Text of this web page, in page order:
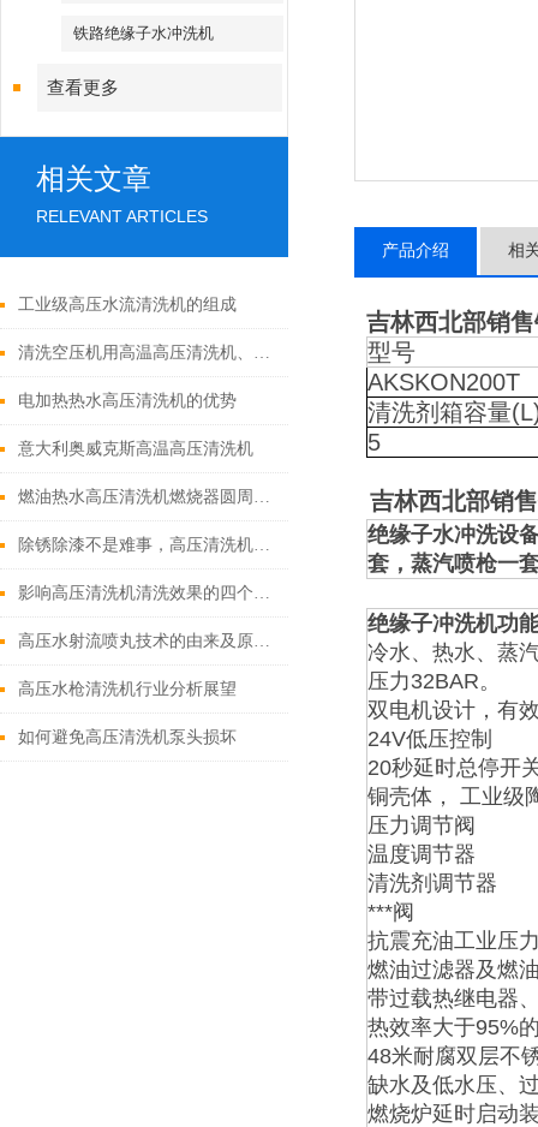
铁路绝缘子水冲洗机
查看更多
相关文章
RELEVANT ARTICLES
工业级高压水流清洗机的组成
清洗空压机用高温高压清洗机、热水高压清洗机
电加热热水高压清洗机的优势
意大利奥威克斯高温高压清洗机
燃油热水高压清洗机燃烧器圆周搅动方法清除积炭方案
除锈除漆不是难事，高压清洗机产品特点
影响高压清洗机清洗效果的四个因素
高压水射流喷丸技术的由来及原理介绍
高压水枪清洗机行业分析展望
如何避免高压清洗机泵头损坏
产品介绍 相
吉林西北部销
型号
AKSKON200T
清洗剂箱容量
5
吉林西北部销
绝缘子水冲洗设
套，蒸汽喷枪一
绝缘子冲洗机功
冷水、热水、蒸
压力32BAR。
双电机设计，有
24V低压控制
20秒延时总停开
铜壳体， 工业级
压力调节阀
温度调节器
清洗剂调节器
***阀
抗震充油工业压
燃油过滤器及燃
带过载热继电器
热效率大于95%
48米耐腐双层不
缺水及低水压、
燃烧炉延时启动